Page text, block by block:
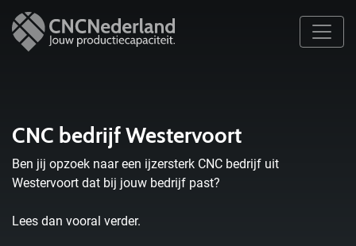
CNC bedrijf Westervoort
Ben jij opzoek naar een ijzersterk CNC bedrijf uit
Westervoort dat bij jouw bedrijf past?
Lees dan vooral verder.